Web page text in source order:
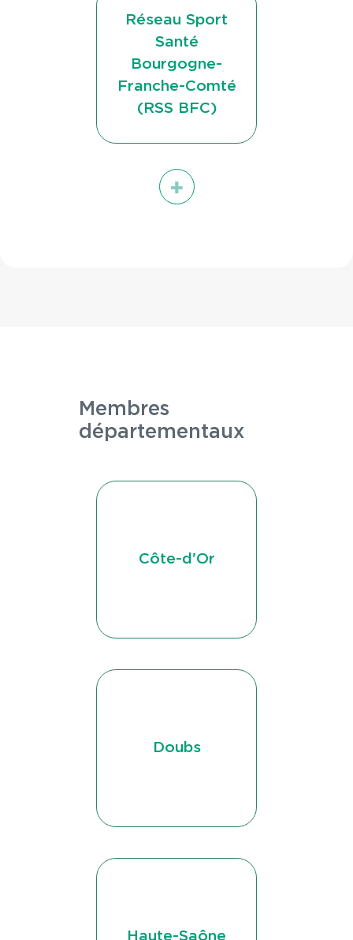
Réseau Sport
Santé
Bourgogne-
Franche-Comté
(RSS BFC)
Voir
Membres
départementaux
Côte-d'Or
Doubs
Haute-Saône